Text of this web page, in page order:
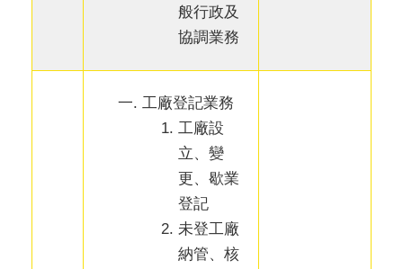
般行政及
協調業務
工廠登記業務
工廠設
立、變
更、歇業
登記
未登工廠
納管、核